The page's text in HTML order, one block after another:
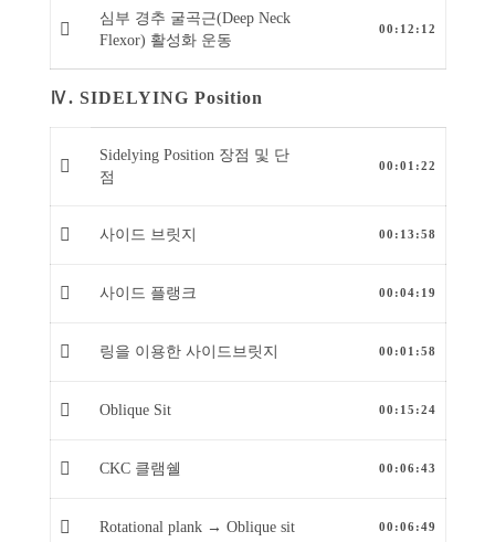
심부 경추 굴곡근(Deep Neck
Flexor) 활성화 운동
00:12:12
Ⅳ. SIDELYING Position
Sidelying Position 장점 및 단
점
00:01:22
사이드 브릿지 00:13:58
사이드 플랭크 00:04:19
링을 이용한 사이드브릿지 00:01:58
Oblique Sit 00:15:24
CKC 클램쉘 00:06:43
Rotational plank → Oblique sit 00:06:49